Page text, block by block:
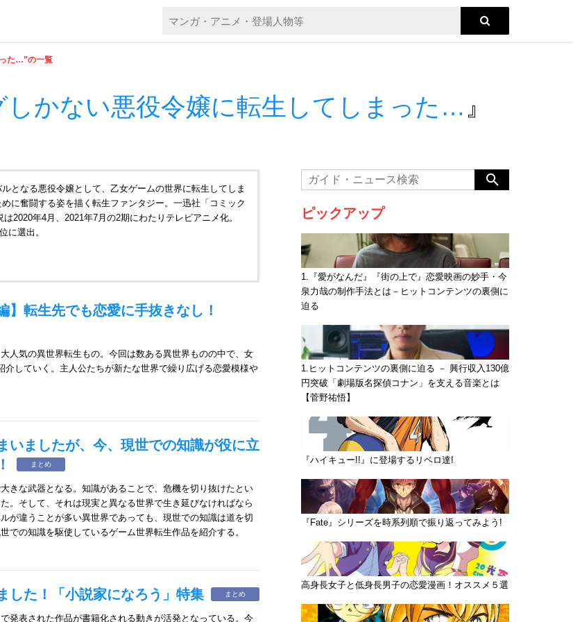
た…”の一覧
しかない悪役令嬢に転生してしまった… 』
となる悪役令嬢として、乙女ゲームの世界に転生してしま
に奮闘する姿を描く転生ファンタジー。一迅社「コミック
2020年4月、2021年7月の2期にわたりテレビアニメ化。
に選出。
】転生先でも恋愛に手抜きなし！
人気の異世界転生もの。今回は数ある異世界ものの中で、女
していく。主人公たちが新たな世界で繰り広げる恋愛模様や
いましたが、今、現世での知識が役に立
まとめ
きな武器となる。知識があることで、危機を切り抜けたとい
。そして、それは現実と異なる世界で生き延びなければなら
が違うことが多い異世界であっても、現世での知識は道を切
での知識を駆使しているゲーム世界転生作品を紹介する。
した！「小説家になろう」特集 まとめ
発表された作品が書籍化される動きが活発となっている。今
ピックアップ
1.『愛がなんだ』『街の上で』恋愛映画の妙手・今
泉力哉の制作手法とは－ヒットコンテンツの裏側に
迫る
1.ヒットコンテンツの裏側に迫る － 興行収入130億
円突破「劇場版名探偵コナン」を支える音楽とは
【菅野祐悟】
『ハイキュー!!』に登場するリベロ達!
『Fate』シリーズを時系列順で振り返ってみよう!
高身長女子と低身長男子の恋愛漫画！オススメ５選